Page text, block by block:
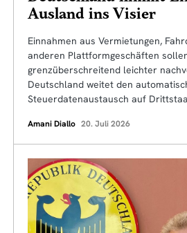
Ausland ins Visier
Einnahmen aus Vermietungen,
anderen Plattformgeschäften
grenzüberschreitend leichter
Deutschland weitet den
Steuerdatenaustausch auf
Amani Diallo 20. Juli 2026